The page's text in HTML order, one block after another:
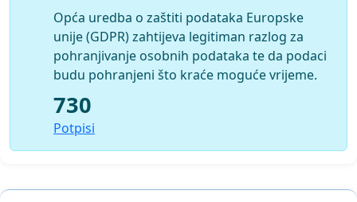
Opća uredba o zaštiti podataka Europske
unije (GDPR) zahtijeva legitiman razlog za
pohranjivanje osobnih podataka te da podaci
budu pohranjeni što kraće moguće vrijeme.
730
Potpisi